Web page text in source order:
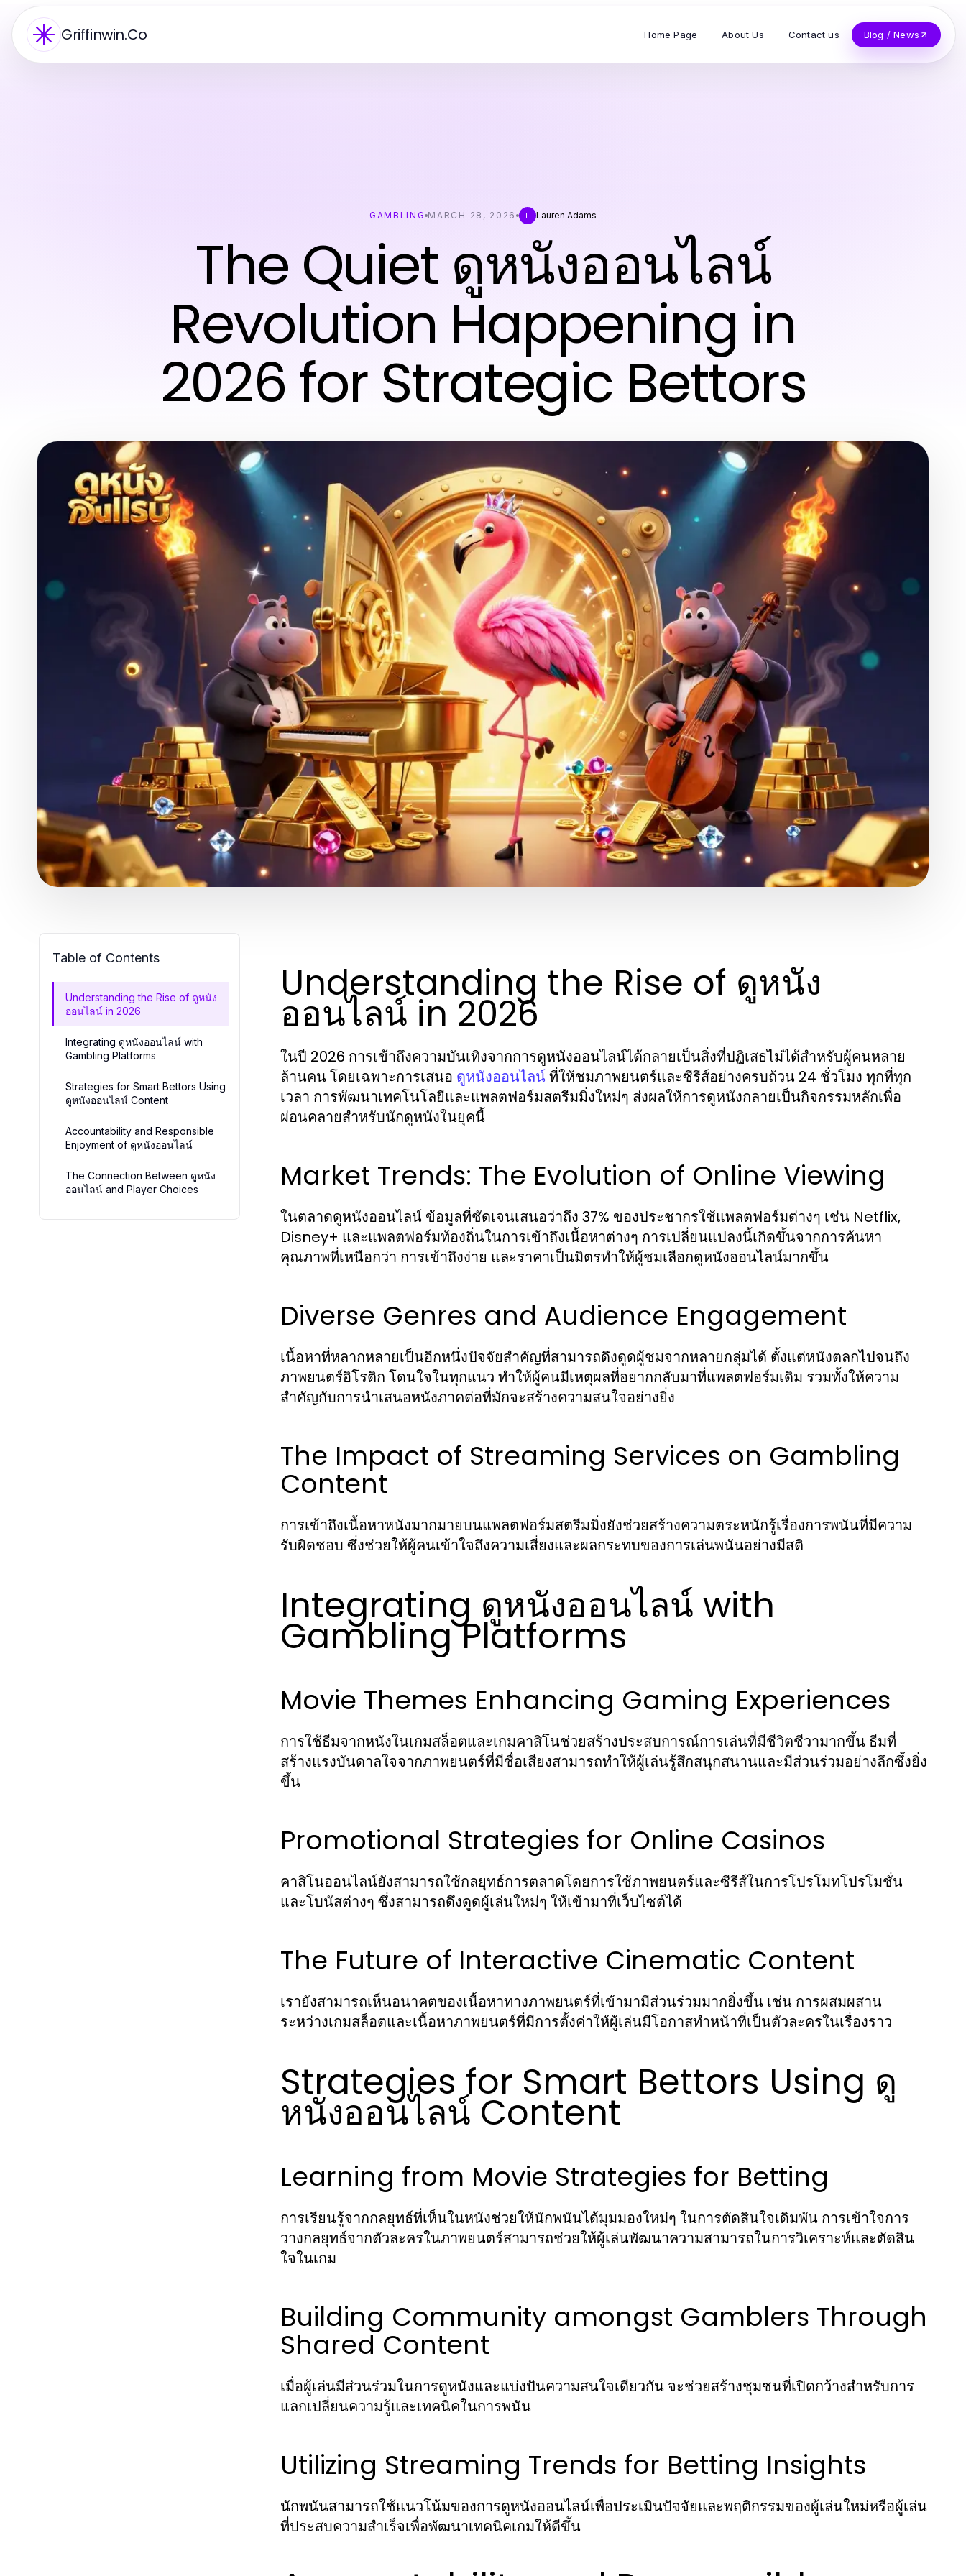
Griffinwin.Co Home Page About Us Contact us Blog / News
GAMBLING MARCH 28, 2026 L Lauren Adams
The Quiet ดูหนังออนไลน์
Revolution Happening in
2026 for Strategic Bettors
Table of Contents
Understanding the Rise of ดูหนัง
ออนไลน์ in 2026
Integrating ดูหนังออนไลน์ with
Gambling Platforms
Strategies for Smart Bettors Using
ดูหนังออนไลน์ Content
Accountability and Responsible
Enjoyment of ดูหนังออนไลน์
The Connection Between ดูหนัง
ออนไลน์ and Player Choices
Understanding the Rise of ดูหนัง
ออนไลน์ in 2026
ในปี 2026 การเข้าถึงความบันเทิงจากการดูหนังออนไลน์ได้กลายเป็นสิ่งที่ปฏิเสธไม่ได้สำหรับผู้คนหลาย
ล้านคน โดยเฉพาะการเสนอ ดูหนังออนไลน์ ที่ให้ชมภาพยนตร์และซีรีส์อย่างครบถ้วน 24 ชั่วโมง ทุกที่ทุก
เวลา การพัฒนาเทคโนโลยีและแพลตฟอร์มสตรีมมิ่งใหม่ๆ ส่งผลให้การดูหนังกลายเป็นกิจกรรมหลักเพื่อ
ผ่อนคลายสำหรับนักดูหนังในยุคนี้
Market Trends: The Evolution of Online Viewing
ในตลาดดูหนังออนไลน์ ข้อมูลที่ชัดเจนเสนอว่าถึง 37% ของประชากรใช้แพลตฟอร์มต่างๆ เช่น Netflix,
Disney+ และแพลตฟอร์มท้องถิ่นในการเข้าถึงเนื้อหาต่างๆ การเปลี่ยนแปลงนี้เกิดขึ้นจากการค้นหา
คุณภาพที่เหนือกว่า การเข้าถึงง่าย และราคาเป็นมิตรทำให้ผู้ชมเลือกดูหนังออนไลน์มากขึ้น
Diverse Genres and Audience Engagement
เนื้อหาที่หลากหลายเป็นอีกหนึ่งปัจจัยสำคัญที่สามารถดึงดูดผู้ชมจากหลายกลุ่มได้ ตั้งแต่หนังตลกไปจนถึง
ภาพยนตร์อิโรติก โดนใจในทุกแนว ทำให้ผู้คนมีเหตุผลที่อยากกลับมาที่แพลตฟอร์มเดิม รวมทั้งให้ความ
สำคัญกับการนำเสนอหนังภาคต่อที่มักจะสร้างความสนใจอย่างยิ่ง
The Impact of Streaming Services on Gambling
Content
การเข้าถึงเนื้อหาหนังมากมายบนแพลตฟอร์มสตรีมมิ่งยังช่วยสร้างความตระหนักรู้เรื่องการพนันที่มีความ
รับผิดชอบ ซึ่งช่วยให้ผู้คนเข้าใจถึงความเสี่ยงและผลกระทบของการเล่นพนันอย่างมีสติ
Integrating ดูหนังออนไลน์ with
Gambling Platforms
Movie Themes Enhancing Gaming Experiences
การใช้ธีมจากหนังในเกมสล็อตและเกมคาสิโนช่วยสร้างประสบการณ์การเล่นที่มีชีวิตชีวามากขึ้น ธีมที่
สร้างแรงบันดาลใจจากภาพยนตร์ที่มีชื่อเสียงสามารถทำให้ผู้เล่นรู้สึกสนุกสนานและมีส่วนร่วมอย่างลึกซึ้งยิ่ง
ขึ้น
Promotional Strategies for Online Casinos
คาสิโนออนไลน์ยังสามารถใช้กลยุทธ์การตลาดโดยการใช้ภาพยนตร์และซีรีส์ในการโปรโมทโปรโมชั่น
และโบนัสต่างๆ ซึ่งสามารถดึงดูดผู้เล่นใหม่ๆ ให้เข้ามาที่เว็บไซต์ได้
The Future of Interactive Cinematic Content
เรายังสามารถเห็นอนาคตของเนื้อหาทางภาพยนตร์ที่เข้ามามีส่วนร่วมมากยิ่งขึ้น เช่น การผสมผสาน
ระหว่างเกมสล็อตและเนื้อหาภาพยนตร์ที่มีการตั้งค่าให้ผู้เล่นมีโอกาสทำหน้าที่เป็นตัวละครในเรื่องราว
Strategies for Smart Bettors Using ดู
หนังออนไลน์ Content
Learning from Movie Strategies for Betting
การเรียนรู้จากกลยุทธ์ที่เห็นในหนังช่วยให้นักพนันได้มุมมองใหม่ๆ ในการตัดสินใจเดิมพัน การเข้าใจการ
วางกลยุทธ์จากตัวละครในภาพยนตร์สามารถช่วยให้ผู้เล่นพัฒนาความสามารถในการวิเคราะห์และตัดสิน
ใจในเกม
Building Community amongst Gamblers Through
Shared Content
เมื่อผู้เล่นมีส่วนร่วมในการดูหนังและแบ่งปันความสนใจเดียวกัน จะช่วยสร้างชุมชนที่เปิดกว้างสำหรับการ
แลกเปลี่ยนความรู้และเทคนิคในการพนัน
Utilizing Streaming Trends for Betting Insights
นักพนันสามารถใช้แนวโน้มของการดูหนังออนไลน์เพื่อประเมินปัจจัยและพฤติกรรมของผู้เล่นใหม่หรือผู้เล่น
ที่ประสบความสำเร็จเพื่อพัฒนาเทคนิคเกมให้ดีขึ้น